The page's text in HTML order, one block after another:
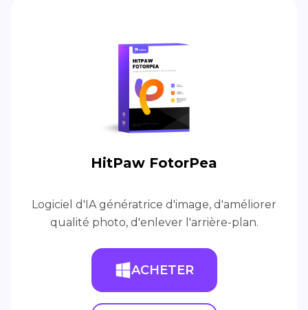
HitPaw FotorPea
Logiciel d'IA génératrice d'image, d'améliorer
qualité photo, d'enlever l'arrière-plan.
ACHETER